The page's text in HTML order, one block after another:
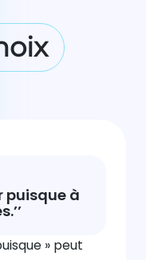
puisque à
» peut